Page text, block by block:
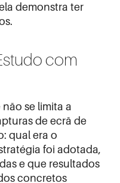
demonstra ter
com
se limita a
de ecrã de
qual era o
foi adotada,
e que resultados
concretos